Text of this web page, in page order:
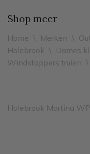
Shop meer
Home \ Merken \
Holebrook \ Dames
Windstoppers truien \
Holebrook Martina